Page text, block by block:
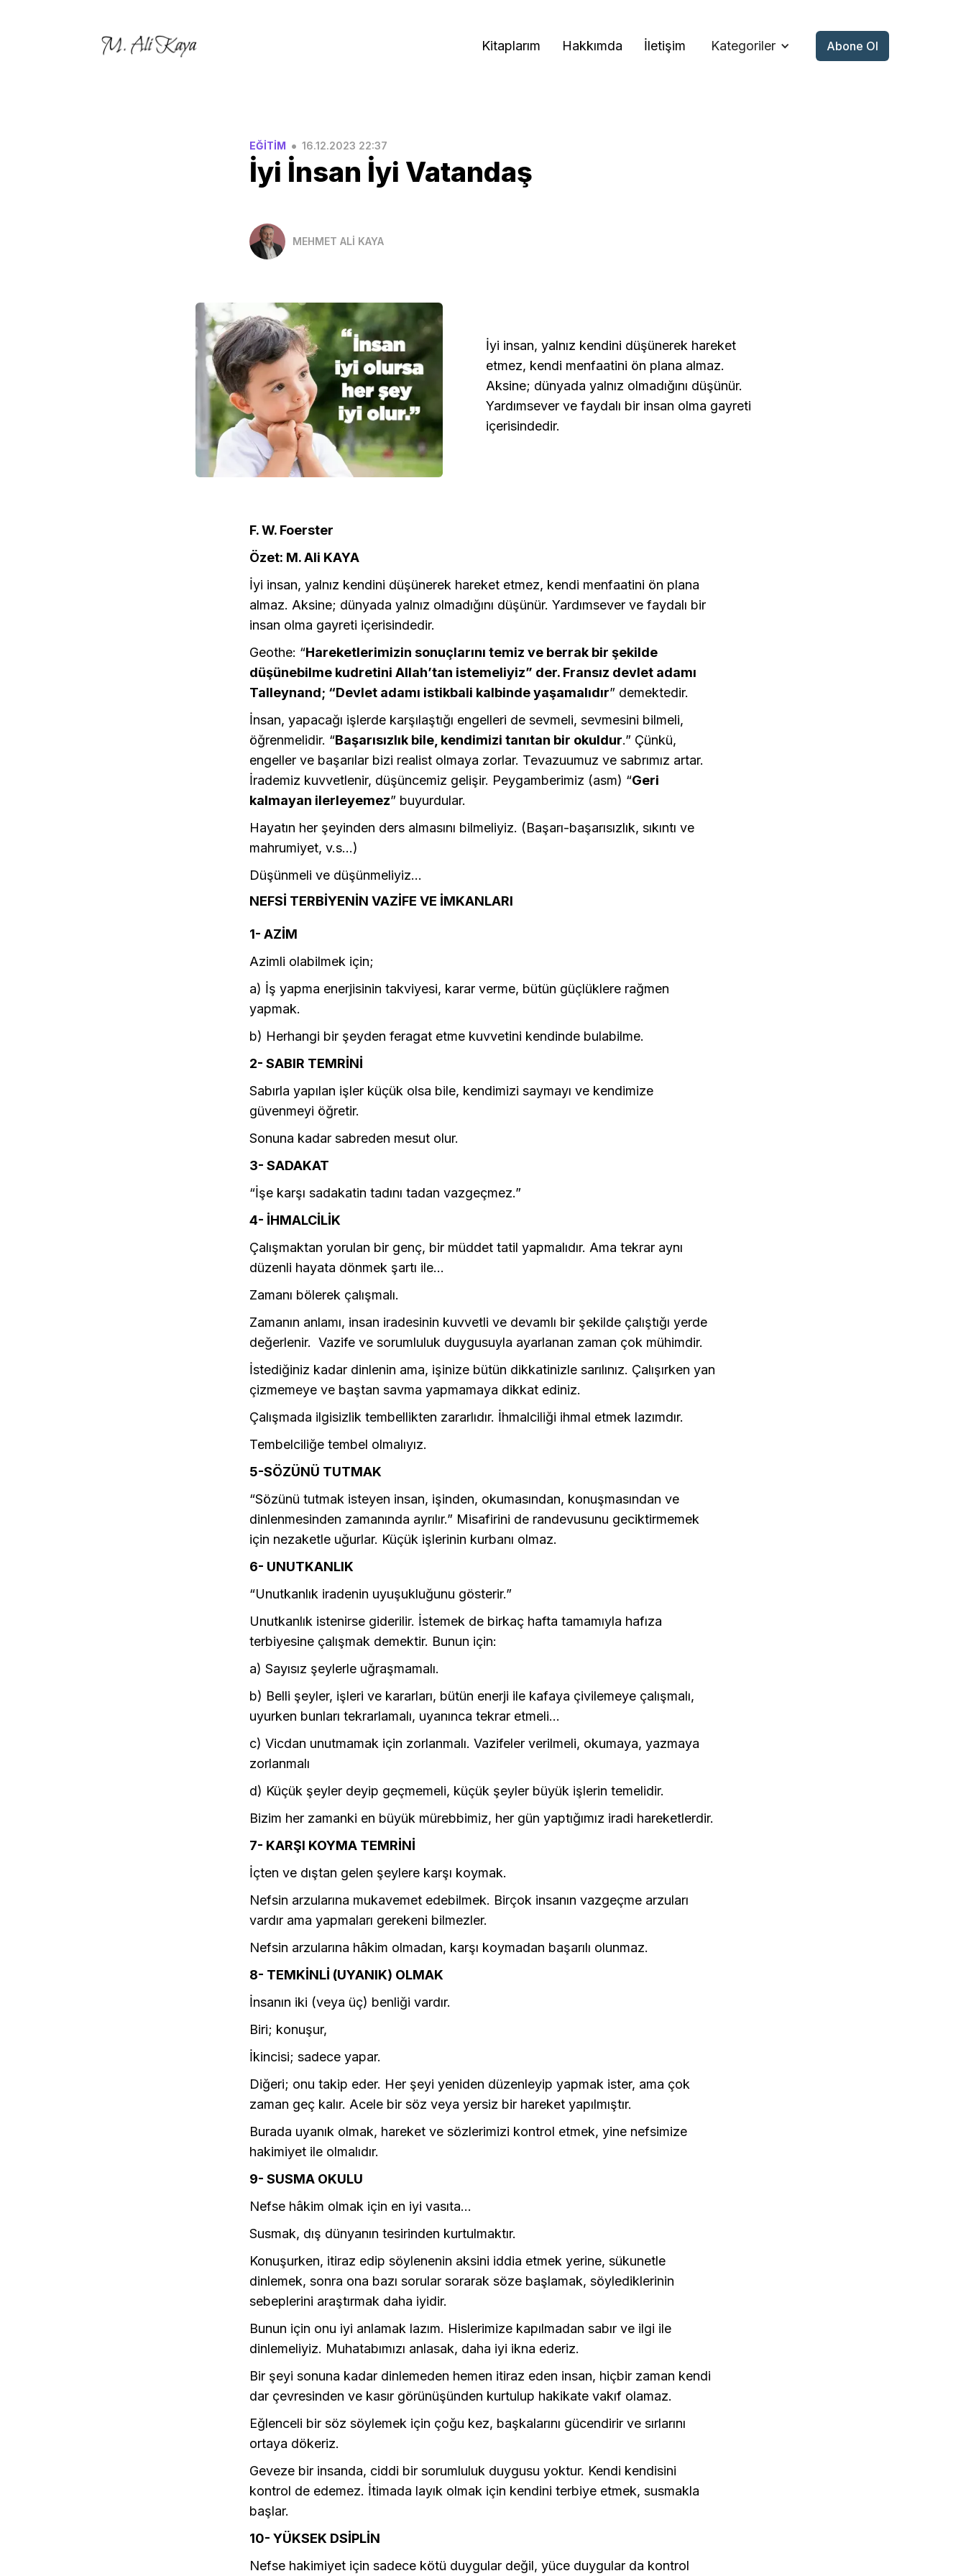
Kitaplarım Hakkımda İletişim Kategoriler Abone Ol
EĞİTİM • 16.12.2023 22:37
İyi İnsan İyi Vatandaş
MEHMET ALİ KAYA
İyi insan, yalnız kendini düşünerek hareket
etmez, kendi menfaatini ön plana almaz.
Aksine; dünyada yalnız olmadığını düşünür.
Yardımsever ve faydalı bir insan olma gayreti
içerisindedir.
F. W. Foerster
Özet: M. Ali KAYA
İyi insan, yalnız kendini düşünerek hareket etmez, kendi menfaatini ön plana
almaz. Aksine; dünyada yalnız olmadığını düşünür. Yardımsever ve faydalı bir
insan olma gayreti içerisindedir.
Geothe: “Hareketlerimizin sonuçlarını temiz ve berrak bir şekilde
düşünebilme kudretini Allah’tan istemeliyiz” der. Fransız devlet adamı
Talleynand; “Devlet adamı istikbali kalbinde yaşamalıdır” demektedir.
İnsan, yapacağı işlerde karşılaştığı engelleri de sevmeli, sevmesini bilmeli,
öğrenmelidir. “Başarısızlık bile, kendimizi tanıtan bir okuldur.” Çünkü,
engeller ve başarılar bizi realist olmaya zorlar. Tevazuumuz ve sabrımız artar.
İrademiz kuvvetlenir, düşüncemiz gelişir. Peygamberimiz (asm) “Geri
kalmayan ilerleyemez” buyurdular.
Hayatın her şeyinden ders almasını bilmeliyiz. (Başarı-başarısızlık, sıkıntı ve
mahrumiyet, v.s...)
Düşünmeli ve düşünmeliyiz...
NEFSİ TERBİYENİN VAZİFE VE İMKANLARI
1- AZİM
Azimli olabilmek için;
a) İş yapma enerjisinin takviyesi, karar verme, bütün güçlüklere rağmen
yapmak.
b) Herhangi bir şeyden feragat etme kuvvetini kendinde bulabilme.
2- SABIR TEMRİNİ
Sabırla yapılan işler küçük olsa bile, kendimizi saymayı ve kendimize
güvenmeyi öğretir.
Sonuna kadar sabreden mesut olur.
3- SADAKAT
“İşe karşı sadakatin tadını tadan vazgeçmez.”
4- İHMALCİLİK
Çalışmaktan yorulan bir genç, bir müddet tatil yapmalıdır. Ama tekrar aynı
düzenli hayata dönmek şartı ile...
Zamanı bölerek çalışmalı.
Zamanın anlamı, insan iradesinin kuvvetli ve devamlı bir şekilde çalıştığı yerde
değerlenir. Vazife ve sorumluluk duygusuyla ayarlanan zaman çok mühimdir.
İstediğiniz kadar dinlenin ama, işinize bütün dikkatinizle sarılınız. Çalışırken yan
çizmemeye ve baştan savma yapmamaya dikkat ediniz.
Çalışmada ilgisizlik tembellikten zararlıdır. İhmalciliği ihmal etmek lazımdır.
Tembelciliğe tembel olmalıyız.
5-SÖZÜNÜ TUTMAK
“Sözünü tutmak isteyen insan, işinden, okumasından, konuşmasından ve
dinlenmesinden zamanında ayrılır.” Misafirini de randevusunu geciktirmemek
için nezaketle uğurlar. Küçük işlerinin kurbanı olmaz.
6- UNUTKANLIK
“Unutkanlık iradenin uyuşukluğunu gösterir.”
Unutkanlık istenirse giderilir. İstemek de birkaç hafta tamamıyla hafıza
terbiyesine çalışmak demektir. Bunun için:
a) Sayısız şeylerle uğraşmamalı.
b) Belli şeyler, işleri ve kararları, bütün enerji ile kafaya çivilemeye çalışmalı,
uyurken bunları tekrarlamalı, uyanınca tekrar etmeli...
c) Vicdan unutmamak için zorlanmalı. Vazifeler verilmeli, okumaya, yazmaya
zorlanmalı
d) Küçük şeyler deyip geçmemeli, küçük şeyler büyük işlerin temelidir.
Bizim her zamanki en büyük mürebbimiz, her gün yaptığımız iradi hareketlerdir.
7- KARŞI KOYMA TEMRİNİ
İçten ve dıştan gelen şeylere karşı koymak.
Nefsin arzularına mukavemet edebilmek. Birçok insanın vazgeçme arzuları
vardır ama yapmaları gerekeni bilmezler.
Nefsin arzularına hâkim olmadan, karşı koymadan başarılı olunmaz.
8- TEMKİNLİ (UYANIK) OLMAK
İnsanın iki (veya üç) benliği vardır.
Biri; konuşur,
İkincisi; sadece yapar.
Diğeri; onu takip eder. Her şeyi yeniden düzenleyip yapmak ister, ama çok
zaman geç kalır. Acele bir söz veya yersiz bir hareket yapılmıştır.
Burada uyanık olmak, hareket ve sözlerimizi kontrol etmek, yine nefsimize
hakimiyet ile olmalıdır.
9- SUSMA OKULU
Nefse hâkim olmak için en iyi vasıta...
Susmak, dış dünyanın tesirinden kurtulmaktır.
Konuşurken, itiraz edip söylenenin aksini iddia etmek yerine, sükunetle
dinlemek, sonra ona bazı sorular sorarak söze başlamak, söylediklerinin
sebeplerini araştırmak daha iyidir.
Bunun için onu iyi anlamak lazım. Hislerimize kapılmadan sabır ve ilgi ile
dinlemeliyiz. Muhatabımızı anlasak, daha iyi ikna ederiz.
Bir şeyi sonuna kadar dinlemeden hemen itiraz eden insan, hiçbir zaman kendi
dar çevresinden ve kasır görünüşünden kurtulup hakikate vakıf olamaz.
Eğlenceli bir söz söylemek için çoğu kez, başkalarını gücendirir ve sırlarını
ortaya dökeriz.
Geveze bir insanda, ciddi bir sorumluluk duygusu yoktur. Kendi kendisini
kontrol de edemez. İtimada layık olmak için kendini terbiye etmek, susmakla
başlar.
10- YÜKSEK DSİPLİN
Nefse hakimiyet için sadece kötü duygular değil, yüce duygular da kontrol